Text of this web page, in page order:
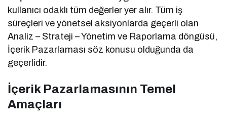
kullanıcı odaklı tüm değerler yer alır. Tüm iş
süreçleri ve yönetsel aksiyonlarda geçerli olan
Analiz – Strateji – Yönetim ve Raporlama döngüsü,
İçerik Pazarlaması söz konusu olduğunda da
geçerlidir.
İçerik Pazarlamasının Temel
Amaçları